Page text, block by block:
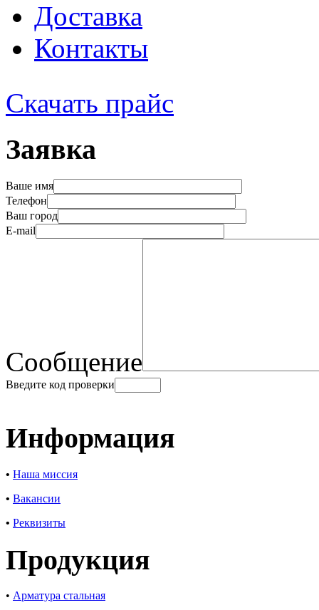
Доставка
Контакты
Скачать прайс
Заявка
Ваше имя
Телефон
Ваш город
E-mail
Сообщение
Введите код проверки
Информация
• Наша миссия
• Вакансии
• Реквизиты
Продукция
• Арматура стальная